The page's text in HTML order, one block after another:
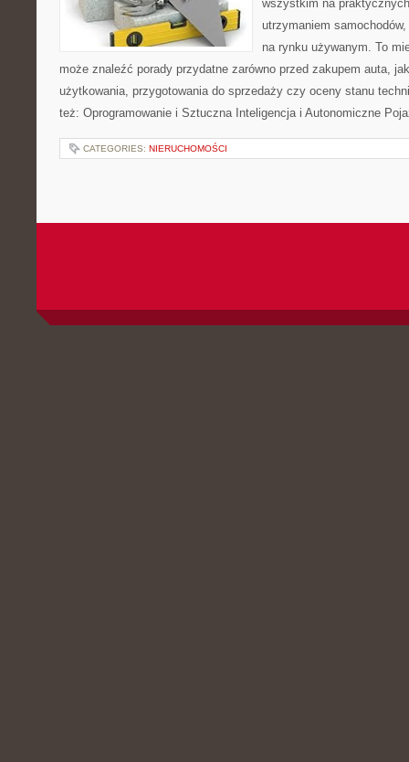
wszystkim na
utrzymaniem
na rynku używanym. To
może znaleźć porady przydatne zarówno przed zakupem auta,
użytkowania, przygotowania do sprzedaży czy oceny stanu
też: Oprogramowanie i Sztuczna Inteligencja i Autonomiczne
CATEGORIES: NIERUCHOMOŚCI